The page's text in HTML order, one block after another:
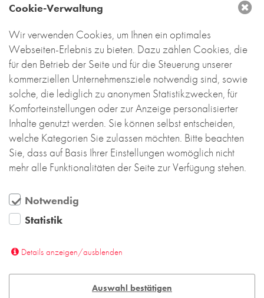
Cookie-Verwaltung
Wir verwenden Cookies, um Ihnen ein optimales
Webseiten-Erlebnis zu bieten. Dazu zählen Cookies, die
für den Betrieb der Seite und für die Steuerung unserer
kommerziellen Unternehmensziele notwendig sind, sowie
solche, die lediglich zu anonymen Statistikzwecken, für
Komforteinstellungen oder zur Anzeige personalisierter
Inhalte genutzt werden. Sie können selbst entscheiden,
welche Kategorien Sie zulassen möchten. Bitte beachten
Sie, dass auf Basis Ihrer Einstellungen womöglich nicht
mehr alle Funktionalitäten der Seite zur Verfügung stehen.
Notwendig
Statistik
Details anzeigen/ausblenden
Auswahl bestätigen